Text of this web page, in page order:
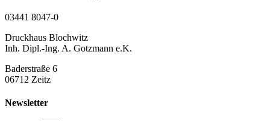
03441 8047-0
Druckhaus Blochwitz
Inh. Dipl.-Ing. A. Gotzmann e.K.
Baderstraße 6
06712 Zeitz
Newsletter